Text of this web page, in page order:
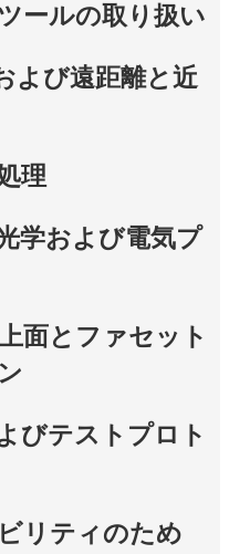
ールの取り扱い
よび遠距離と近
理
学および電気プ
面とファセット
びテストプロト
リティのため